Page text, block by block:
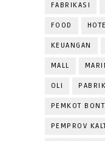
FABRIKASI
FOOD
KEUANGAN
MALL
OLI
PEMKOT
PEMPROV